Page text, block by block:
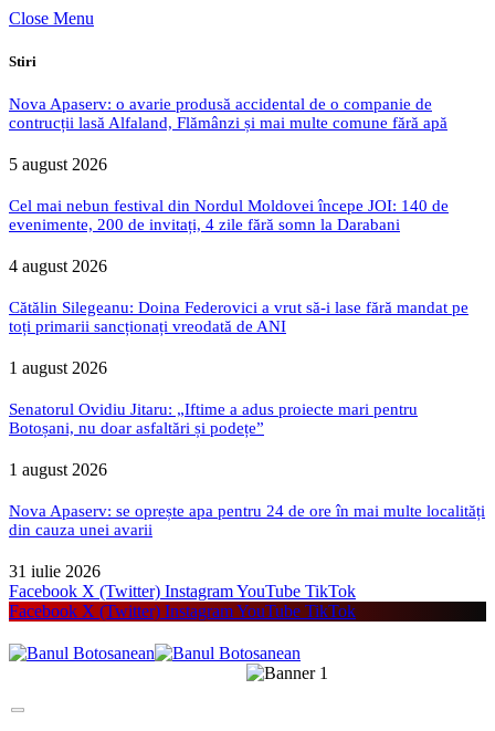
Close Menu
Stiri
Nova Apaserv: o avarie produsă accidental de o companie de
contrucții lasă Alfaland, Flămânzi și mai multe comune fără apă
5 august 2026
Cel mai nebun festival din Nordul Moldovei începe JOI: 140 de
evenimente, 200 de invitați, 4 zile fără somn la Darabani
4 august 2026
Cătălin Silegeanu: Doina Federovici a vrut să-i lase fără mandat pe
toți primarii sancționați vreodată de ANI
1 august 2026
Senatorul Ovidiu Jitaru: „Iftime a adus proiecte mari pentru
Botoșani, nu doar asfaltări și podețe”
1 august 2026
Nova Apaserv: se oprește apa pentru 24 de ore în mai multe localități
din cauza unei avarii
31 iulie 2026
Facebook X (Twitter) InstagramYouTube TikTok
Facebook X (Twitter) InstagramYouTube TikTok